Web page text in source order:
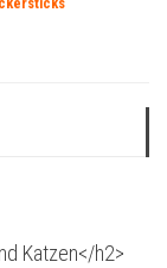
Katzen</h2>